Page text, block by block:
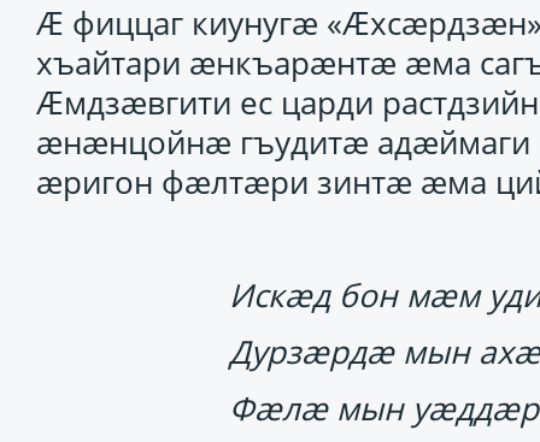
Ӕ фиццаг киунугӕ
хъайтари ӕнкъарӕнтӕ ӕма
Ӕмдзӕвгити ес царди
ӕнӕнцойнӕ гъудитӕ
ӕригон фӕлтӕри зинтӕ ӕма
Искӕд бон мӕм
Дурзӕрдӕ мын
Фӕлӕ мын